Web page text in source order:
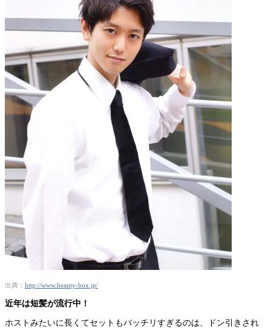
出典： http://www.beauty-box.jp/
近年は短髪が流行中！
ホストみたいに長くてセットもバッチリすぎるのは、ドン引きされ